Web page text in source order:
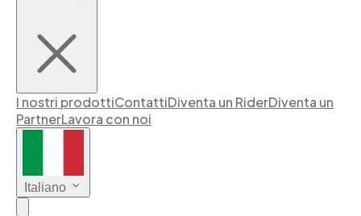
I nostri prodottiContattiDiventa un RiderDiventa un
PartnerLavora con noi
Italiano